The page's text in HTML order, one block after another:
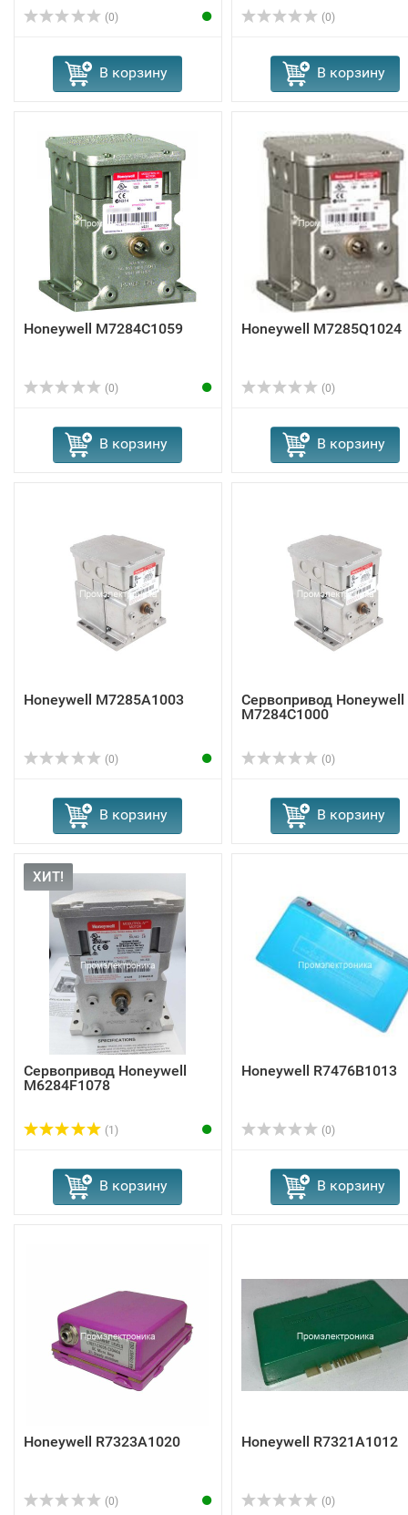
(0)
В корзину
(0)
В корзину
Honeywell M7284C1059
(0)
В корзину
Honeywell M7285Q1024
(0)
В корзину
Honeywell M7285A1003
(0)
В корзину
Сервопривод Honeywell
M7284C1000
(0)
В корзину
ХИТ!
Сервопривод Honeywell
M6284F1078
(1)
В корзину
Honeywell R7476B1013
(0)
В корзину
Honeywell R7323A1020
(0)
Honeywell R7321A1012
(0)